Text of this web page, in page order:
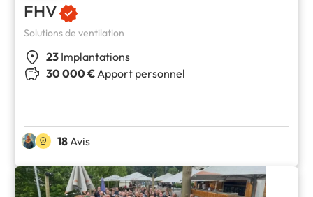
FHV
Solutions de ventilation
23 Implantations
30 000 €Apport personnel
18 Avis